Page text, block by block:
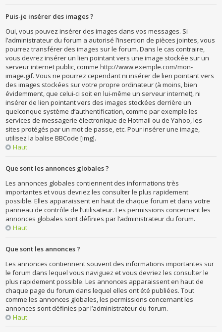
Puis-je insérer des images ?
Oui, vous pouvez insérer des images dans vos messages. Si
l’administrateur du forum a autorisé l’insertion de pièces jointes, vous
pourrez transférer des images sur le forum. Dans le cas contraire,
vous devrez insérer un lien pointant vers une image stockée sur un
serveur internet public, comme http://www.exemple.com/mon-
image.gif. Vous ne pourrez cependant ni insérer de lien pointant vers
des images stockées sur votre propre ordinateur (à moins, bien
évidemment, que celui-ci soit en lui-même un serveur internet), ni
insérer de lien pointant vers des images stockées derrière un
quelconque système d’authentification, comme par exemple les
services de messagerie électronique de Hotmail ou de Yahoo, les
sites protégés par un mot de passe, etc. Pour insérer une image,
utilisez la balise BBCode [img].
Haut
Que sont les annonces globales ?
Les annonces globales contiennent des informations très
importantes et vous devriez les consulter le plus rapidement
possible. Elles apparaissent en haut de chaque forum et dans votre
panneau de contrôle de l’utilisateur. Les permissions concernant les
annonces globales sont définies par l’administrateur du forum.
Haut
Que sont les annonces ?
Les annonces contiennent souvent des informations importantes sur
le forum dans lequel vous naviguez et vous devriez les consulter le
plus rapidement possible. Les annonces apparaissent en haut de
chaque page du forum dans lequel elles ont été publiées. Tout
comme les annonces globales, les permissions concernant les
annonces sont définies par l’administrateur du forum.
Haut